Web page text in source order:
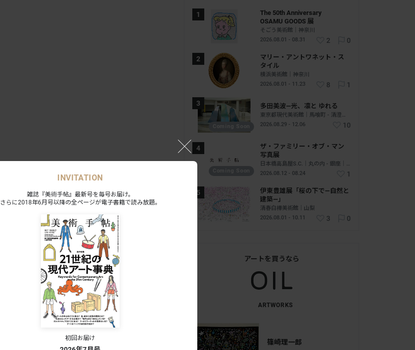
The 50th Anniversary
OSAMU GOODS 展
そごう美術館｜神奈川
2026.08.01 - 08.31
2 0
マリー・アントワネット・ス
タイル
横浜美術館｜神奈川
2026.08.01 - 11.23
8 1
多田美波―光、凛と ゆれる
東京都現代美術館｜馬喰町 - 清澄白河｜東京
2026.08.29 - 12.06
10
ザ・ファミリー・オブ・マン
写真展
2026.08.12 - 08.24
1
伊東豊雄展「桜の下で―自然と
建築―」
清春白樺美術館｜山梨
2026.08.01 - 10.11
3 0
アートを買うなら
ARTWORKS
篠崎理一郎
INVITATION
雑誌『美術手帖』最新号を毎号お届け。
さらに2018年6月号以降の全ページが電子書籍で読み放題。
初回お届け